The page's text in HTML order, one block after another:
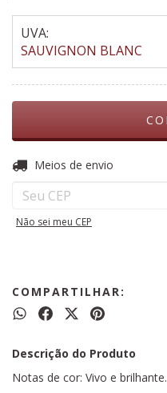
UVA:
SAUVIGNON BLANC
Entregas para o CEP:
Meios de envio
Não sei meu CEP
COMPARTILHAR:
Descrição do Produto
Notas de cor: Vivo e brilhante.